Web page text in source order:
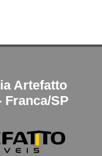
Artefatto
Franca/SP